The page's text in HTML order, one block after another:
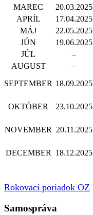
MAREC
20.03.2025
APRÍL
17.04.2025
MÁJ
22.05.2025
JÚN
19.06.2025
JÚL
–
AUGUST
–
SEPTEMBER 18.09.2025
OKTÓBER 23.10.2025
NOVEMBER 20.11.2025
DECEMBER 18.12.2025
Rokovací poriadok OZ
Samospráva